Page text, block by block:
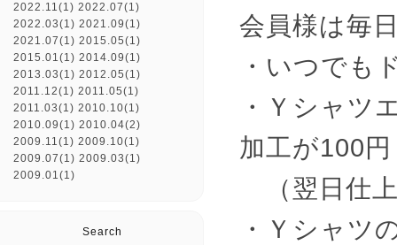
会員様は毎
・いつでも
・Ｙシャツ
加工が100円
（翌日仕
・Ｙシャツ
2022.11(1) 2022.07(1)
2022.03(1) 2021.09(1)
2021.07(1) 2015.05(1)
2015.01(1) 2014.09(1)
2013.03(1) 2012.05(1)
2011.12(1) 2011.05(1)
2011.03(1) 2010.10(1)
2010.09(1) 2010.04(2)
2009.11(1) 2009.10(1)
2009.07(1) 2009.03(1)
2009.01(1)
Search